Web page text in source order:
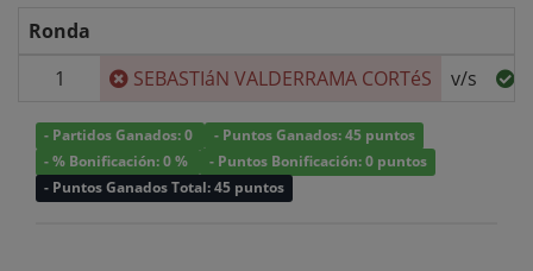
Ronda
1
SEBASTIáN VALDERRAMA CORTéS v/s
- Partidos Ganados: 0
- Puntos Ganados: 45 puntos
- % Bonificación: 0 %
- Puntos Bonificación: 0 puntos
- Puntos Ganados Total: 45 puntos